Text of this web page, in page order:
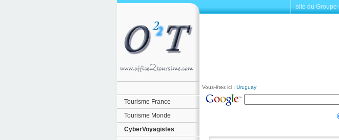
site du Groupe
Tourisme France
Tourisme Monde
CyberVoyagistes
Vous-êtes ici : Uruguay